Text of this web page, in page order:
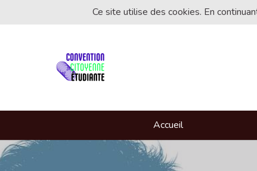
Ce site utilise des cookies. En
Accueil